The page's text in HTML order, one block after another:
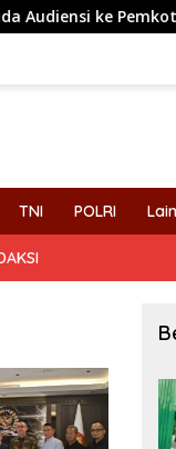
ke Pemkot
TNI POLRI